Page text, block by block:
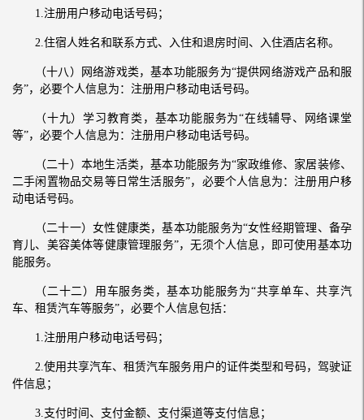
1.注册用户移动电话号码；
2.住宿人姓名和联系方式、入住和退房时间、入住酒店名称。
（十八）网络游戏类，基本功能服务为“提供网络游戏产品和服
务”，必要个人信息为：注册用户移动电话号码。
（十九）学习教育类，基本功能服务为“在线辅导、网络课堂
等”，必要个人信息为：注册用户移动电话号码。
（二十）本地生活类，基本功能服务为“家政维修、家居装修、
二手闲置物品交易等日常生活服务”，必要个人信息为：注册用户移
动电话号码。
（二十一）女性健康类，基本功能服务为“女性经期管理、备孕
育儿、美容美体等健康管理服务”，无须个人信息，即可使用基本功
能服务。
（二十二）用车服务类，基本功能服务为“共享单车、共享汽
车、租赁汽车等服务”，必要个人信息包括：
1.注册用户移动电话号码；
2.使用共享汽车、租赁汽车服务用户的证件类型和号码，驾驶证
件信息；
3.支付时间、支付金额、支付渠道等支付信息；